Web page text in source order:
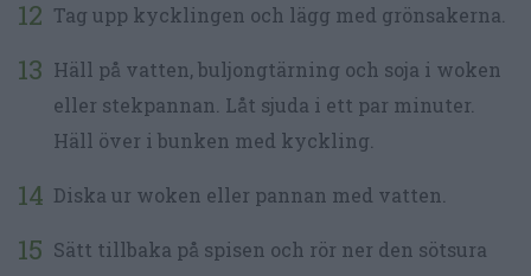
Tag upp kycklingen och lägg med grönsakerna.
Häll på vatten, buljongtärning och soja i woken
eller stekpannan. Låt sjuda i ett par minuter.
Häll över i bunken med kyckling.
Diska ur woken eller pannan med vatten.
Sätt tillbaka på spisen och rör ner den sötsura